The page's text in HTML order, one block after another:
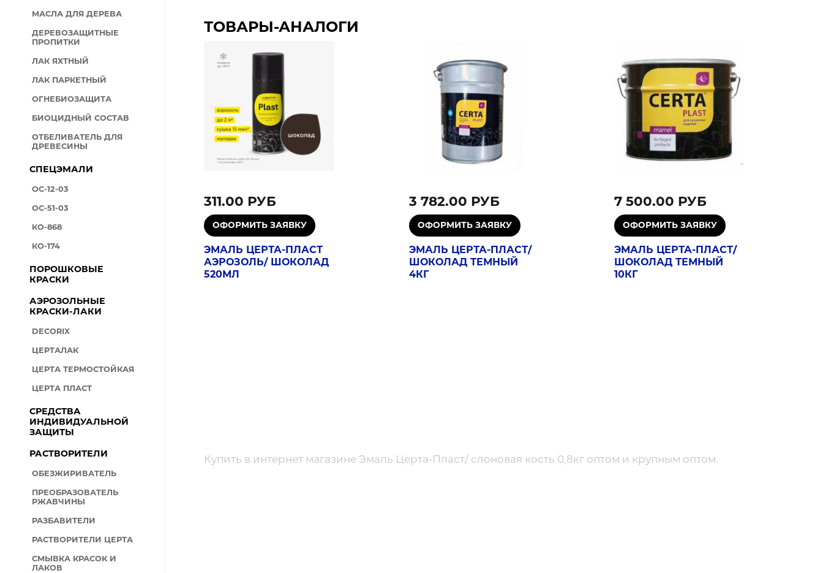
МАСЛА ДЛЯ ДЕРЕВА
ДЕРЕВОЗАЩИТНЫЕ
ПРОПИТКИ
ЛАК ЯХТНЫЙ
ЛАК ПАРКЕТНЫЙ
ОГНЕБИОЗАЩИТА
БИОЦИДНЫЙ СОСТАВ
ОТБЕЛИВАТЕЛЬ ДЛЯ
ДРЕВЕСИНЫ
СПЕЦЭМАЛИ
ОС-12-03
ОС-51-03
КО-868
КО-174
ПОРОШКОВЫЕ
КРАСКИ
АЭРОЗОЛЬНЫЕ
КРАСКИ-ЛАКИ
DECORIX
ЦЕРТАЛАК
ЦЕРТА ТЕРМОСТОЙКАЯ
ЦЕРТА ПЛАСТ
СРЕДСТВА
ИНДИВИДУАЛЬНОЙ
ЗАЩИТЫ
РАСТВОРИТЕЛИ
ОБЕЗЖИРИВАТЕЛЬ
ПРЕОБРАЗОВАТЕЛЬ
РЖАВЧИНЫ
РАЗБАВИТЕЛИ
РАСТВОРИТЕЛИ ЦЕРТА
СМЫВКА КРАСОК И
ЛАКОВ
ТОВАРЫ-АНАЛОГИ
311.00 РУБ
ЭМАЛЬ ЦЕРТА-ПЛАСТ
АЭРОЗОЛЬ/ ШОКОЛАД
520МЛ
3 782.00 РУБ
ЭМАЛЬ ЦЕРТА-ПЛАСТ/
ШОКОЛАД ТЕМНЫЙ
4КГ
7 500.00 РУБ
ЭМАЛЬ ЦЕРТА-ПЛАСТ/
ШОКОЛАД ТЕМНЫЙ
10КГ
Купить в интернет магазине Эмаль Церта-Пласт/ слоновая кость 0,8кг оптом и крупным оптом.